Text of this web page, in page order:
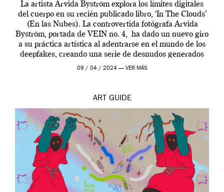
La artista Arvida Byström explora los límites digitales
del cuerpo en su recién publicado libro, ‘In The Clouds’
(En las Nubes). La controvertida fotógrafa Arvida
Byström, portada de VEIN no. 4, ha dado un nuevo giro
a su práctica artística al adentrarse en el mundo de los
deepfakes, creando una serie de desnudos generados
por […]
09 / 04 / 2024 — VER MÁS
ART GUIDE